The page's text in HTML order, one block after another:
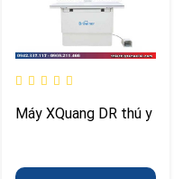
Máy XQuang DR thú y